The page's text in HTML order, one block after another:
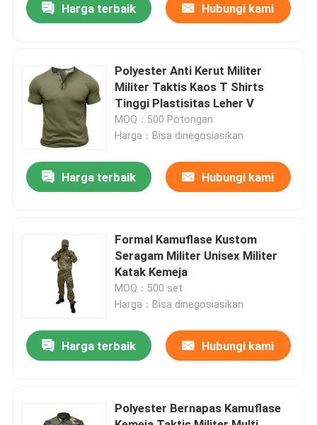
Rumah
Tentang kami
Tur Pabrik
Kontrol kualitas
Hubungi kami
Permintaan Penawaran
Seragam Tempur Militer
Armor Balistik Militer
Harga terbaik Hubungi kami
Polyester Anti Kerut Militer
Militer Taktis Kaos T Shirts
Tinggi Plastisitas Leher V
MOQ：500 Potongan
Harga：Bisa dinegosiasikan
Harga terbaik Hubungi kami
Formal Kamuflase Kustom
Seragam Militer Unisex Militer
Katak Kemeja
MOQ：500 set
Harga：Bisa dinegosiasikan
Harga terbaik Hubungi kami
Polyester Bernapas Kamuflase